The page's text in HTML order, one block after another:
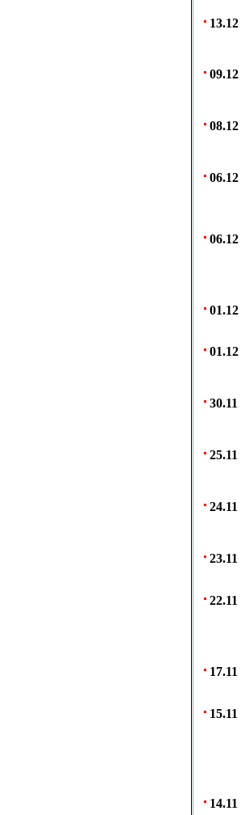
13.12
09.12
08.12
06.12
06.12
01.12
01.12
30.11
25.11
24.11
23.11
22.11
17.11
15.11
14.11